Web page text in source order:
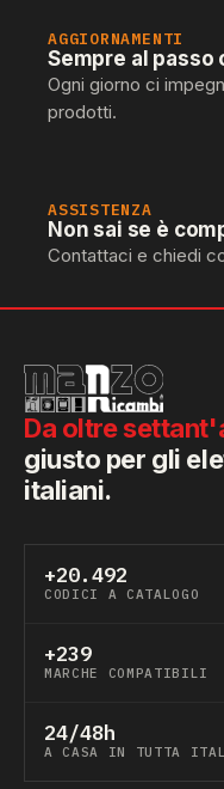
AGGIORNAMENTI
Sempre al passo
Ogni giorno ci
prodotti.
ASSISTENZA
Non sai se è
Contattaci e chiedi
Da oltre
giusto per gli
italiani.
+20.492
CODICI A CATALOGO
+239
MARCHE COMPATIBILI
24/48h
A CASA IN TUTTA